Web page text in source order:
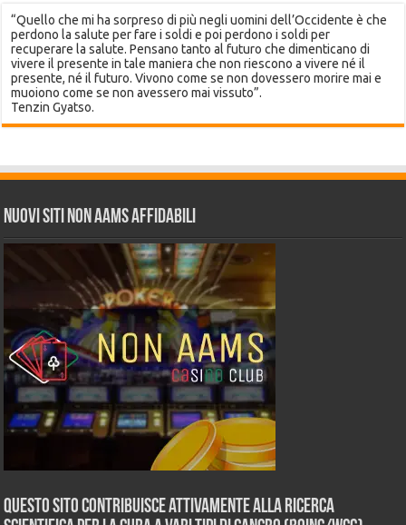
“Quello che mi ha sorpreso di più negli uomini dell’Occidente è che
perdono la salute per fare i soldi e poi perdono i soldi per
recuperare la salute. Pensano tanto al futuro che dimenticano di
vivere il presente in tale maniera che non riescono a vivere né il
presente, né il futuro. Vivono come se non dovessero morire mai e
muoiono come se non avessero mai vissuto”.
Tenzin Gyatso.
Nuovi siti non AAMS affidabili
Questo sito contribuisce attivamente alla ricerca